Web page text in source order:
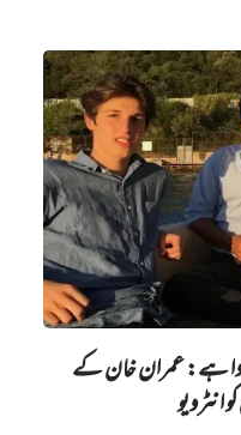
ہے: عمران خان کے
انٹرویو